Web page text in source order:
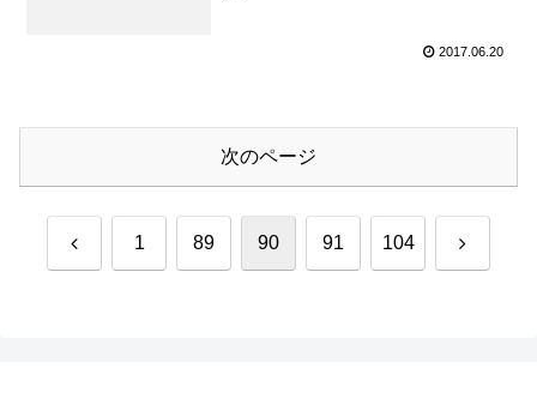
2017.06.20
次のページ
前 1 89 90 91 104 次